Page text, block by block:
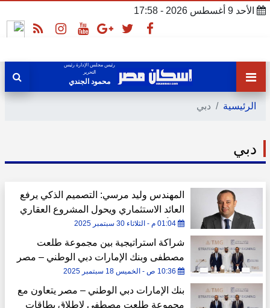
الأحد 9 أغسطس 2026 - 17:58
رئيس مجلس الإدارة رئيس
التحرير
محمود الجندي
الرئيسية دبي
دبي
المهندس وليد مرسي: التصميم الذكي يرفع
العائد الاستثماري ويحول المشروع العقاري
إلى أصل اقتصادي مستدام
01:04 م - الثلاثاء 30 سبتمبر 2025
شراكة استراتيجية بين مجموعة طلعت
مصطفى وبنك الإمارات دبي الوطني – مصر
لإطلاق بطاقات ماستركارد الائتمانية
10:36 ص - الخميس 18 سبتمبر 2025
بنك الإمارات دبي الوطني – مصر يتعاون مع
مجموعة طلعت مصطفى لإطلاق بطاقات